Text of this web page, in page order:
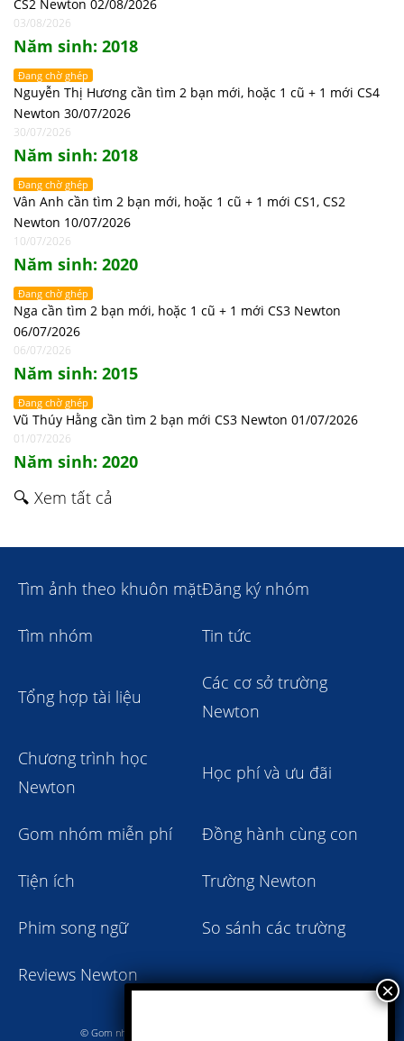
CS2 Newton 02/08/2026
03/08/2026
Năm sinh: 2018
Đang chờ ghép
Nguyễn Thị Hương cần tìm 2 bạn mới, hoặc 1 cũ + 1 mới CS4
Newton 30/07/2026
30/07/2026
Năm sinh: 2018
Đang chờ ghép
Vân Anh cần tìm 2 bạn mới, hoặc 1 cũ + 1 mới CS1, CS2
Newton 10/07/2026
10/07/2026
Năm sinh: 2020
Đang chờ ghép
Nga cần tìm 2 bạn mới, hoặc 1 cũ + 1 mới CS3 Newton
06/07/2026
06/07/2026
Năm sinh: 2015
Đang chờ ghép
Vũ Thúy Hằng cần tìm 2 bạn mới CS3 Newton 01/07/2026
01/07/2026
Năm sinh: 2020
🔍 Xem tất cả
Tìm ảnh theo khuôn mặtĐăng ký nhóm
Tìm nhóm Tin tức
Tổng hợp tài liệu
Các cơ sở trường
Newton
Chương trình học
Newton
Học phí và ưu đãi
Gom nhóm miễn phí Đồng hành cùng con
Tiện ích Trường Newton
Phim song ngữ So sánh các trường
Reviews Newton
© Gom nhóm trường Newton giảm học phí 2023 - 2024